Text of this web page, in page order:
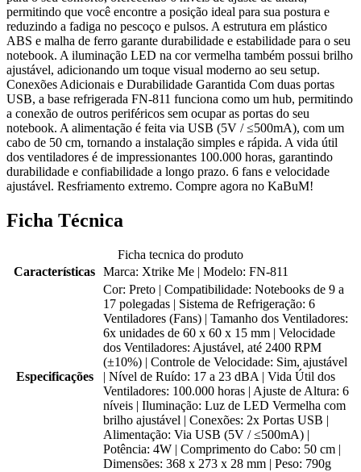
permitindo que você encontre a posição ideal para sua postura e
reduzindo a fadiga no pescoço e pulsos. A estrutura em plástico
ABS e malha de ferro garante durabilidade e estabilidade para o seu
notebook. A iluminação LED na cor vermelha também possui brilho
ajustável, adicionando um toque visual moderno ao seu setup.
Conexões Adicionais e Durabilidade Garantida Com duas portas
USB, a base refrigerada FN-811 funciona como um hub, permitindo
a conexão de outros periféricos sem ocupar as portas do seu
notebook. A alimentação é feita via USB (5V / ≤500mA), com um
cabo de 50 cm, tornando a instalação simples e rápida. A vida útil
dos ventiladores é de impressionantes 100.000 horas, garantindo
durabilidade e confiabilidade a longo prazo. 6 fans e velocidade
ajustável. Resfriamento extremo. Compre agora no KaBuM!
Ficha Técnica
Ficha tecnica do produto
Características Marca: Xtrike Me | Modelo: FN-811
Especificações
Cor: Preto | Compatibilidade: Notebooks de 9 a
17 polegadas | Sistema de Refrigeração: 6
Ventiladores (Fans) | Tamanho dos Ventiladores:
6x unidades de 60 x 60 x 15 mm | Velocidade
dos Ventiladores: Ajustável, até 2400 RPM
(±10%) | Controle de Velocidade: Sim, ajustável
| Nível de Ruído: 17 a 23 dBA | Vida Útil dos
Ventiladores: 100.000 horas | Ajuste de Altura: 6
níveis | Iluminação: Luz de LED Vermelha com
brilho ajustável | Conexões: 2x Portas USB |
Alimentação: Via USB (5V / ≤500mA) |
Potência: 4W | Comprimento do Cabo: 50 cm |
Dimensões: 368 x 273 x 28 mm | Peso: 790g